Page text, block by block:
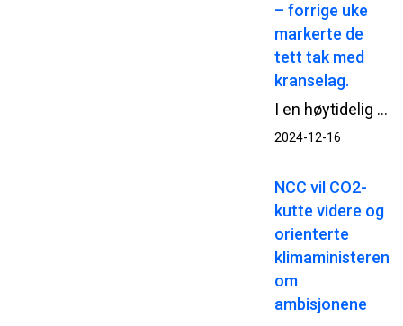
– forrige uke
markerte de
tett tak med
kranselag.
I en høytidelig seremoni ble det nylig holdt kranselag på Ila sikkerhetspsykiatri, hvor Bjørn Hauge fra Helse Sør-Øst RHF sin prosjektorganisasjon HSØ PO, fremhevet den gode kulturen som har preget prosjektet. Fagarbeiderne ble rost for sin kompetanse, og det gode samarbeidet på prosjektet og den sterke HMS-kulturen ble trukket frem som nøkkelfaktorer for prosjektets suksess.
2024-12-16
NCC vil CO2-
kutte videre og
orienterte
klimaministeren
om
ambisjonene